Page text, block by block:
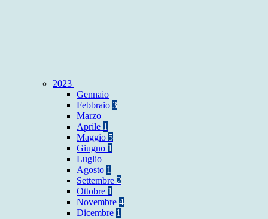
2023
Gennaio
Febbraio 3
Marzo
Aprile 1
Maggio 5
Giugno 1
Luglio
Agosto 1
Settembre 2
Ottobre 1
Novembre 4
Dicembre 1